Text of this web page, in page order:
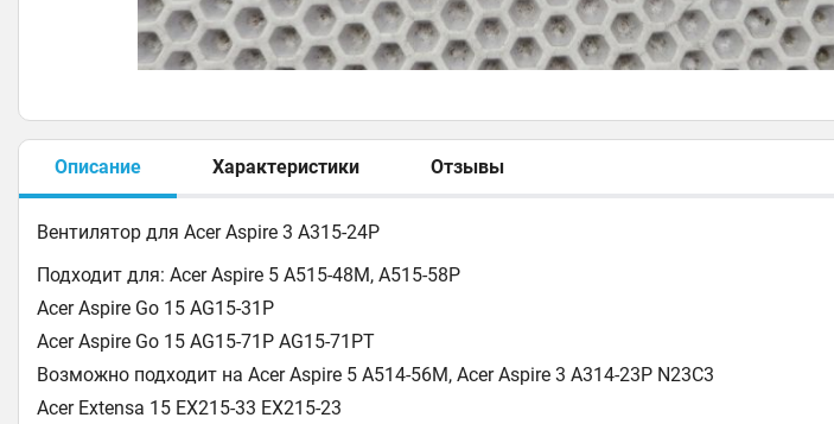
Описание Характеристики Отзывы
Вентилятор для Acer Aspire 3 A315-24P
Подходит для: Acer Aspire 5 A515-48M, A515-58P
Acer Aspire Go 15 AG15-31P
Acer Aspire Go 15 AG15-71P AG15-71PT
Возможно подходит на Acer Aspire 5 A514-56M, Acer Aspire 3 A314-23P N23C3
Acer Extensa 15 EX215-33 EX215-23